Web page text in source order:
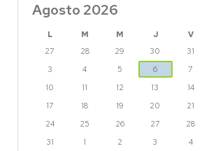
Agosto 2026
L M M J V
27
28 29 30 31
3
4 5 6 7
10
11 12 13 14
17
18 19 20 21
24
25 26 27 28
31
1 2 3 4